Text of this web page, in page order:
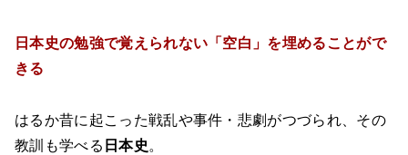
日本史の勉強で覚えられない「空白」を埋めることがで
きる
はるか昔に起こった戦乱や事件・悲劇がつづられ、その
教訓も学べる 日本史 。